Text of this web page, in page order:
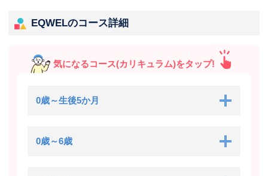
EQWELのコース詳細
気になるコース(カリキュラム)をタップ!
0歳～生後5か月
0歳～6歳